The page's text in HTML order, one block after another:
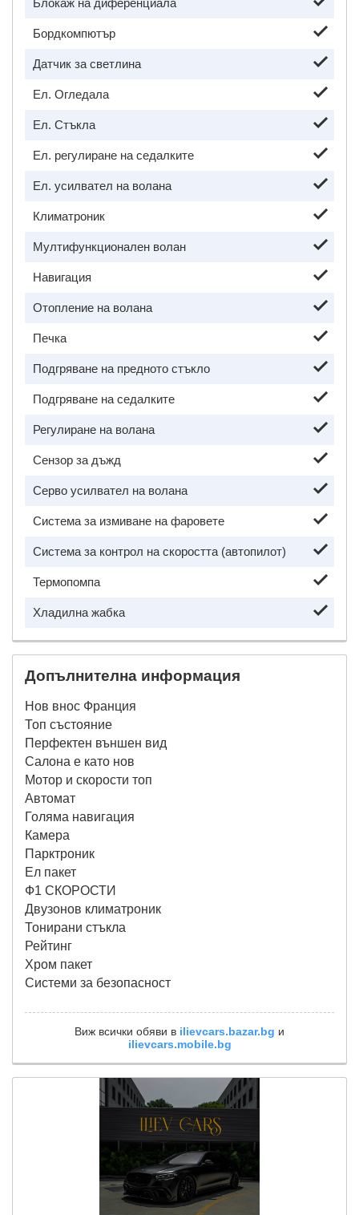
Блокаж на диференциала
Бордкомпютър
Датчик за светлина
Ел. Огледала
Ел. Стъкла
Ел. регулиране на седалките
Ел. усилвател на волана
Климатроник
Мултифункционален волан
Навигация
Отопление на волана
Печка
Подгряване на предното стъкло
Подгряване на седалките
Регулиране на волана
Сензор за дъжд
Серво усилвател на волана
Система за измиване на фаровете
Система за контрол на скоростта (автопилот)
Термопомпа
Хладилна жабка
Допълнителна информация
Нов внос Франция
Топ състояние
Перфектен външен вид
Салона е като нов
Мотор и скорости топ
Автомат
Голяма навигация
Камера
Парктроник
Ел пакет
Ф1 СКОРОСТИ
Двузонов климатроник
Тонирани стъкла
Рейтинг
Хром пакет
Системи за безопасност
Виж всички обяви в ilievcars.bazar.bg и
ilievcars.mobile.bg